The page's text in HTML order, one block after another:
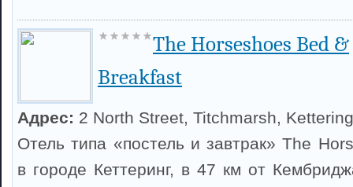
The Horseshoes Bed &
Breakfast
Адрес: 2 North Street, Titchmarsh, Kettering
Отель типа «постель и завтрак» The
в городе Кеттеринг, в 47 км от